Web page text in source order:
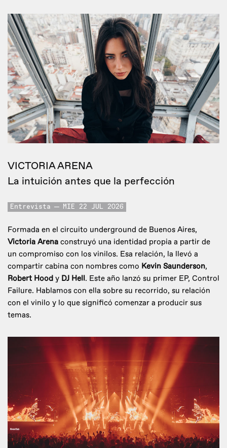
VICTORIA ARENA
La intuición antes que la perfección
Entrevista MIE 22 JUL 2026
Formada en el circuito underground de Buenos Aires,
Victoria Arena construyó una identidad propia a partir de
un compromiso con los vinilos. Esa relación, la llevó a
compartir cabina con nombres como Kevin Saunderson,
Robert Hood y DJ Hell. Este año lanzó su primer EP, Control
Failure. Hablamos con ella sobre su recorrido, su relación
con el vinilo y lo que significó comenzar a producir sus
temas.